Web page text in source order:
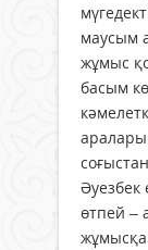
маусым
жұмыс
басым
Әуезбек
өтпей –